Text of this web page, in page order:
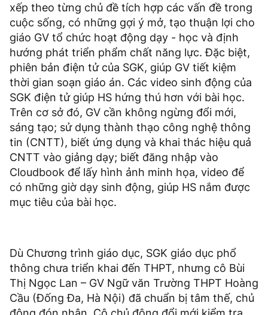
xếp theo từng chủ đề tích hợp các vấn đề trong
cuộc sống, có những gợi ý mở, tạo thuận lợi cho
giáo GV tổ chức hoạt động dạy - học và định
hướng phát triển phẩm chất năng lực. Đặc biệt,
phiên bản điện tử của SGK, giúp GV tiết kiệm
thời gian soạn giáo án. Các video sinh động của
SGK điện tử giúp HS hứng thú hơn với bài học.
Trên cơ sở đó, GV cần không ngừng đổi mới,
sáng tạo; sử dụng thành thạo công nghệ thông
tin (CNTT), biết ứng dụng và khai thác hiệu quả
CNTT vào giảng dạy; biết đăng nhập vào
Cloudbook để lấy hình ảnh minh họa, video để
có những giờ dạy sinh động, giúp HS nắm được
mục tiêu của bài học.
Dù Chương trình giáo dục, SGK giáo dục phổ
thông chưa triển khai đến THPT, nhưng cô Bùi
Thị Ngọc Lan – GV Ngữ văn Trường THPT Hoàng
Cầu (Đống Đa, Hà Nội) đã chuẩn bị tâm thế, chủ